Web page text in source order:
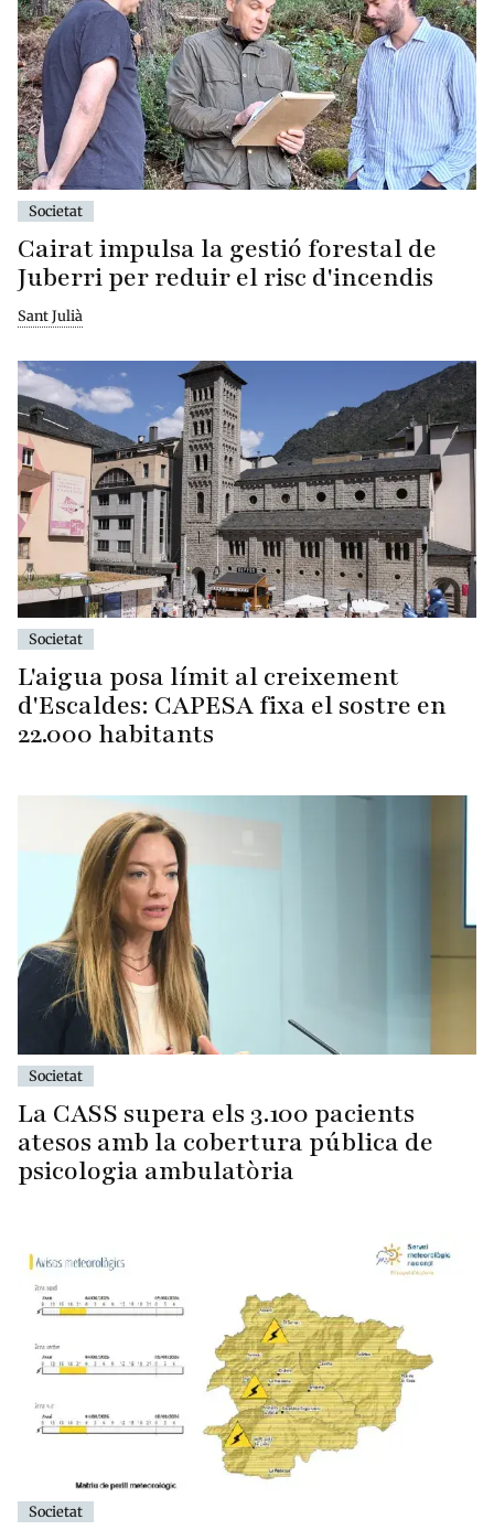
Societat
Cairat impulsa la gestió forestal de
Juberri per reduir el risc d'incendis
Sant Julià
Societat
L'aigua posa límit al creixement
d'Escaldes: CAPESA fixa el sostre en
22.000 habitants
Societat
La CASS supera els 3.100 pacients
atesos amb la cobertura pública de
psicologia ambulatòria
Societat